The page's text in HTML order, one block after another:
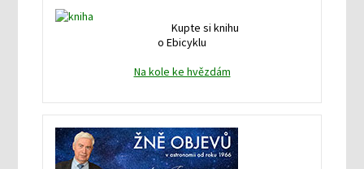
Kupte si knihu
o Ebicyklu
Na kole ke hvězdám